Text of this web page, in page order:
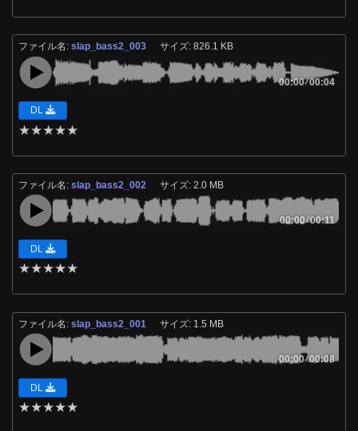
ファイル名:slap_bass2_003 サイズ: 826.1 KB
00:00/00:04
DL
★★★★★
ファイル名:slap_bass2_002 サイズ: 2.0 MB
00:00/00:11
DL
★★★★★
ファイル名:slap_bass2_001 サイズ: 1.5 MB
00:00/00:08
DL
★★★★★